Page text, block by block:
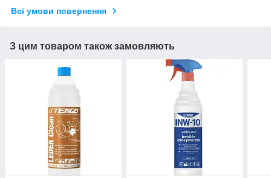
Всі умови повернення
З цим товаром також замовляють